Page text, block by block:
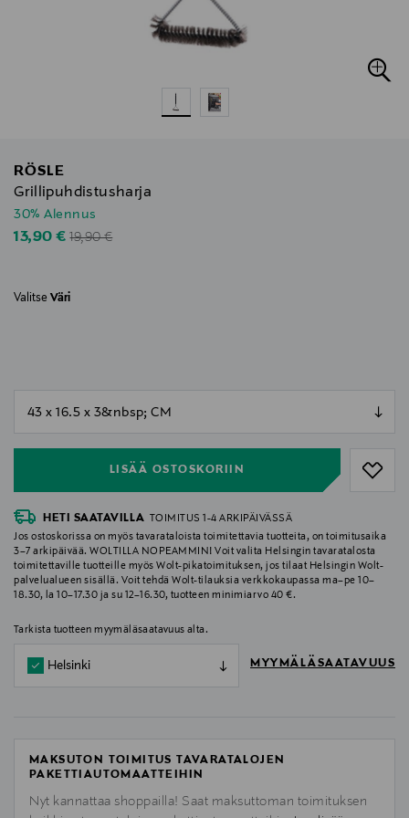
RÖSLE
Grillipuhdistusharja
30% Alennus
Discounted Price
13,90 €Original Price
19,90 €
Valitse Väri
LISÄÄ OSTOSKORIIN
HETI SAATAVILLA
TOIMITUS 1-4 ARKIPÄIVÄSSÄ
Jos ostoskorissa on myös tavarataloista toimitettavia tuotteita, on toimitusaika
3–7 arkipäivää. WOLTILLA NOPEAMMIN! Voit valita Helsingin tavaratalosta
toimitettaville tuotteille myös Wolt-pikatoimituksen, jos tilaat Helsingin Wolt-
palvelualueen sisällä. Voit tehdä Wolt-tilauksia verkkokaupassa ma–pe 10–
18.30, la 10–17.30 ja su 12–16.30, tuotteen minimiarvo 40 €.
Tarkista tuotteen myymäläsaatavuus alta.
Helsinki MYYMÄLÄSAATAVUUS
MAKSUTON TOIMITUS TAVARATALOJEN
PAKETTIAUTOMAATTEIHIN
Nyt kannattaa shoppailla! Saat maksuttoman toimituksen